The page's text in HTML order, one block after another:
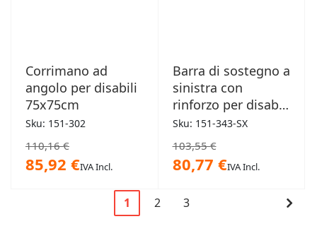
Corrimano ad
angolo per disabili
75x75cm
Sku: 151-302
110,16 €
85,92 €IVA Incl.
Barra di sostegno a
sinistra con
rinforzo per disabili
65cm
Sku: 151-343-SX
103,55 €
80,77 €IVA Incl.
Pagina
Attualmente
1 Pagina
2 Pagina
3